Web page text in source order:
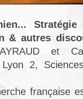
& autres
et
Lyon 2,
française